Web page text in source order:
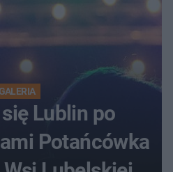
GALERIA
Lublin po
Potańcówka